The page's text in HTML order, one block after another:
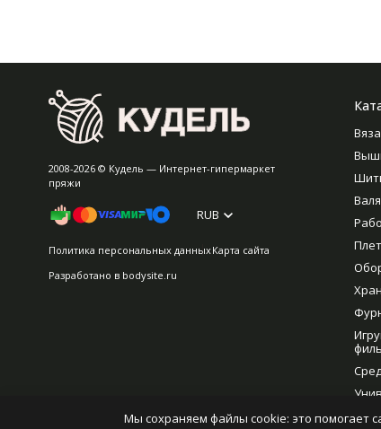
2008-2026 © Кудель — Интернет-гипермаркет
пряжи
RUB
Политика персональных данныхКарта сайта
Разработано в bodysite.ru
Мы сохраняем файлы cookie: это помогает